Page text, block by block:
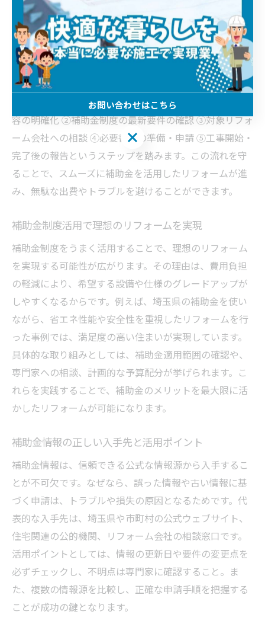
失敗しない補助金活用リフォームの流れ
補助金を活用したリフォームを成功させるには、計画的
な流れを押さえることが大切です。理由は、申請手続き
や工事内容に不備があると補助金が受けられないリスク
があるためです。具体的には、①希望するリフォーム内
容の明確化 ②補助金制度の最新要件の確認 ③対象リフォ
ーム会社への相談 ④必要書類の準備・申請 ⑤工事開始・
完了後の報告というステップを踏みます。この流れを守
ることで、スムーズに補助金を活用したリフォームが進
み、無駄な出費やトラブルを避けることができます。
補助金制度活用で理想のリフォームを実現
補助金制度をうまく活用することで、理想のリフォーム
を実現する可能性が広がります。その理由は、費用負担
の軽減により、希望する設備や仕様のグレードアップが
しやすくなるからです。例えば、埼玉県の補助金を使い
ながら、省エネ性能や安全性を重視したリフォームを行
った事例では、満足度の高い住まいが実現しています。
具体的な取り組みとしては、補助金適用範囲の確認や、
専門家への相談、計画的な予算配分が挙げられます。こ
れらを実践することで、補助金のメリットを最大限に活
かしたリフォームが可能になります。
補助金情報の正しい入手先と活用ポイント
補助金情報は、信頼できる公式な情報源から入手するこ
とが不可欠です。なぜなら、誤った情報や古い情報に基
づく申請は、トラブルや損失の原因となるためです。代
表的な入手先は、埼玉県や市町村の公式ウェブサイト、
住宅関連の公的機関、リフォーム会社の相談窓口です。
活用ポイントとしては、情報の更新日や要件の変更点を
必ずチェックし、不明点は専門家に確認すること。ま
た、複数の情報源を比較し、正確な申請手順を把握する
ことが成功の鍵となります。
お問い合わせはこちら
お問い合わせはこちら